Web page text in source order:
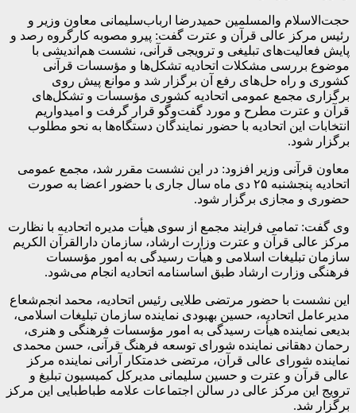
حجت‌الاسلام والمسلمین حمیدرضا ارباب‌سلیمانی معاون وزیر و
رئیس مرکز عالی قرآن و عترت گفت: پیرو مصوبه کارگروه رصد و
پایش فعالیت‌های تبلیغی و ترویجی قرآنی، نشست هم‌اندیشی با
موضوع بررسی مشکلات اتحادیه تشکل‌ها و مؤسسات قرآنی
کشوری و راه حل‌های رفع آن برگزار شد و موانع پیش روی
برگزاری مجمع عمومی اتحادیه کشوری مؤسسات و تشکل‌های
قرآن و عترت مطرح و مورد گفت‌وگو قرار گرفت و امیدواریم
انتخابات این اتحادیه با حضور نمایندگان دستگاه‌ها به نحو مطلوب
برگزار شود.
معاون قرآنی وزیر افزود: در این نشست مقرر شد، مجمع عمومی
اتحادیه پنجشنبه ۲۵ دی ماه سال جاری با حضور اعضا به صورت
حضوری و مجازی برگزار شود.
وی گفت: تمامی فرایند مجمع از سوی هیأت مدیره اتحادیه با نظارت
مرکز عالی قرآن و عترت وزارت ارشاد، سازمان دارالقرآن الکریم
سازمان تبلیغات اسلامی و هیأت رسیدگی به امور مؤسسات
فرهنگی وزارت ارشاد طبق اساسنامه اتحادیه انجام می‌شود.
این نشست با حضور مرتضی طلایی رئیس اتحادیه، محمد انجم‌شعاع
مدیرعامل اتحادیه، حسین بهبودی نماینده سازمان تبلیغات اسلامی،
بدیعی نماینده هیأت رسیدگی به امور مؤسسات فرهنگی و هنری،
رحمان دهقانی نماینده شورای توسعه فرهنگ قرآنی، حسن محمدی
نماینده شورای عالی قرآن، مرتضی خدمتکار آرانی نماینده مرکز
عالی قرآن و عترت و حسین سلیمانی مدیرکل کمیسیون تبلیغ و
ترویج این مرکز عالی در سالن اجتماعات علامه طباطبایی این مرکز
برگزار شد.